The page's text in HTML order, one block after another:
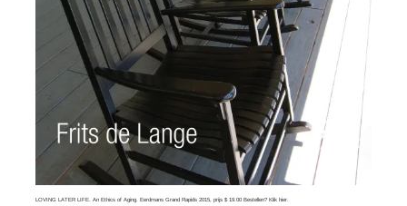
LOVING LATER LIFE. An Ethics of Aging. Eerdmans Grand Rapids 2015, prijs $ 19.00 Bestellen? Klikhier